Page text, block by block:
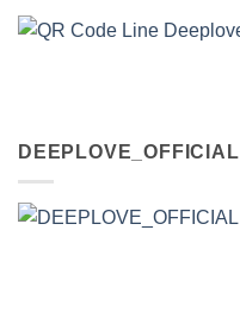
DEEPLOVE_OFFICIAL